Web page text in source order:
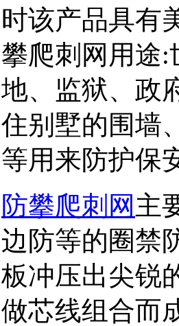
时该产品具有
攀爬刺网用途
地、监狱、政
住别墅的围墙
等用来防护保
防攀爬刺网 主
边防等的圈禁
板冲压出尖锐
做芯线组合而